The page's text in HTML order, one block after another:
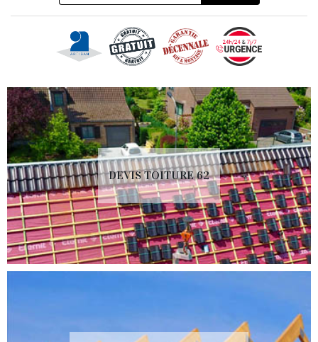
DEVIS TOITURE 62